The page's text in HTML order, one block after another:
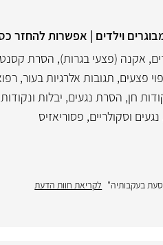
וילדים | אפשרות להחזר
, אקנה (פצעי בגרות), הסרת
פצעים, תגובות אלרגיות בעור,
חן, הסרת נגעים, יבלות ונקודות
נגעים וסקולריים, פסוריאזיס
בעקבותיה" לקריאת חוות הדעת